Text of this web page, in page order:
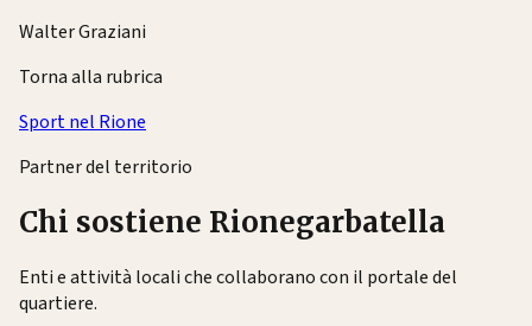
Walter Graziani
Torna alla rubrica
Sport nel Rione
Partner del territorio
Chi sostiene Rionegarbatella
Enti e attività locali che collaborano con il portale del
quartiere.